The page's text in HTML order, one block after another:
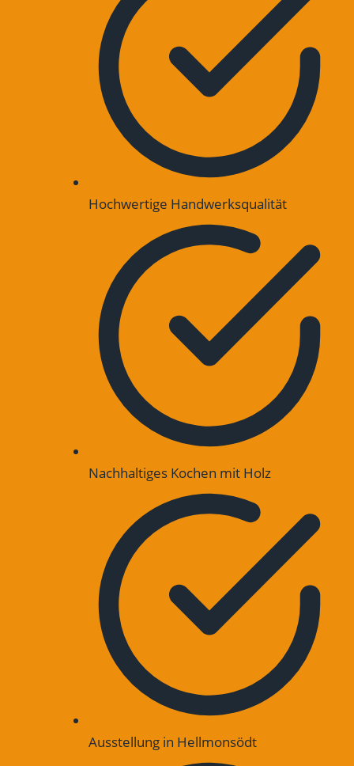
Hochwertige Handwerksqualität
Nachhaltiges Kochen mit Holz
Ausstellung in Hellmonsödt